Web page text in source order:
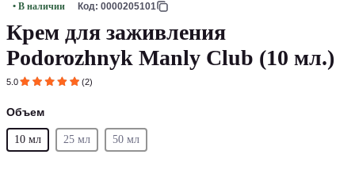
• В наличии Код: 0000205101
Крем для заживления
Podorozhnyk Manly Club (10 мл.)
5.0 (2)
Объем
10 мл 25 мл 50 мл